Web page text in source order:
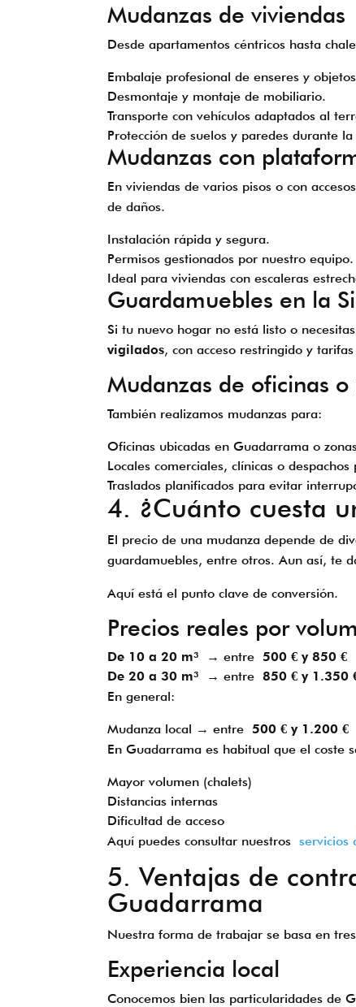
Mudanzas de viviendas
Desde apartamentos céntricos hasta
Embalaje profesional de enseres y
Desmontaje y montaje de mobiliario.
Transporte con vehículos adaptados al
Protección de suelos y paredes durante
Mudanzas con
En viviendas de varios pisos o con
de daños.
Instalación rápida y segura.
Permisos gestionados por nuestro equipo.
Ideal para viviendas con escaleras
Guardamuebles en la
Si tu nuevo hogar no está listo o
vigilados, con acceso restringido y
Mudanzas de oficinas o
También realizamos mudanzas para:
Oficinas ubicadas en Guadarrama o
Locales comerciales, clínicas o despachos
Traslados planificados para evitar
4. ¿Cuánto cuesta
El precio de una mudanza depende de
guardamuebles, entre otros. Aun así, te
Aquí está el punto clave de conversión.
Precios reales por
De 10 a 20 m³ → entre 500 € y 850 €
De 20 a 30 m³ → entre 850 € y 1.350
En general:
Mudanza local → entre 500 € y 1.200 €
En Guadarrama es habitual que el coste
Mayor volumen (chalets)
Distancias internas
Dificultad de acceso
Aquí puedes consultar nuestros servicios
5. Ventajas de
Guadarrama
Nuestra forma de trabajar se basa en
Experiencia local
Conocemos bien las particularidades de